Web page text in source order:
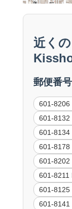
近く
郵便番
601-8206
601-8132
601-8134
601-8178
601-8202
601-8211
601-8125
601-8141